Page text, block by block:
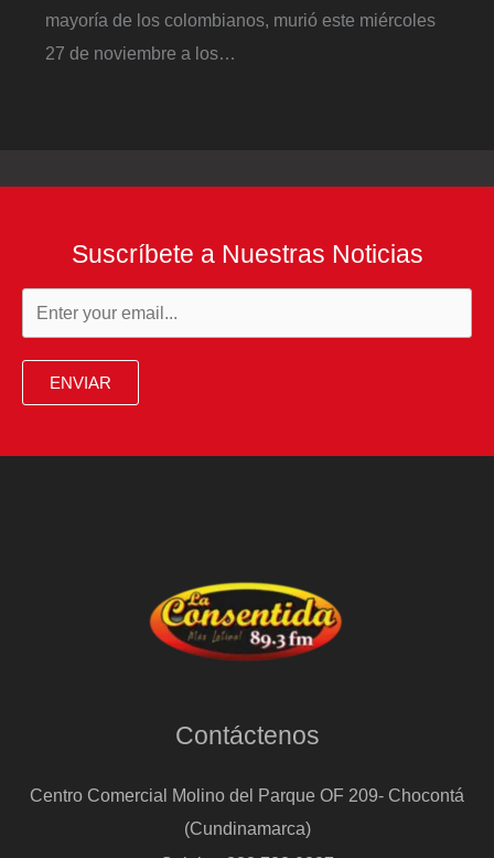
mayoría de los colombianos, murió este miércoles
27 de noviembre a los…
Suscríbete a Nuestras Noticias
ENVIAR
Contáctenos
Centro Comercial Molino del Parque OF 209- Chocontá
(Cundinamarca)